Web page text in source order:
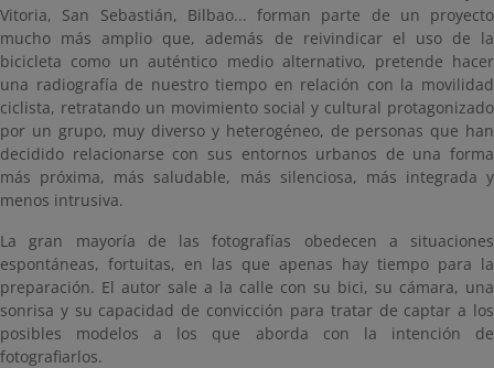
Vitoria, San Sebastián, Bilbao... forman parte de un proyecto
mucho más amplio que, además de reivindicar el uso de la
bicicleta como un auténtico medio alternativo, pretende hacer
una radiografía de nuestro tiempo en relación con la movilidad
ciclista, retratando un movimiento social y cultural protagonizado
por un grupo, muy diverso y heterogéneo, de personas que han
decidido relacionarse con sus entornos urbanos de una forma
más próxima, más saludable, más silenciosa, más integrada y
menos intrusiva.
La gran mayoría de las fotografías obedecen a situaciones
espontáneas, fortuitas, en las que apenas hay tiempo para la
preparación. El autor sale a la calle con su bici, su cámara, una
sonrisa y su capacidad de convicción para tratar de captar a los
posibles modelos a los que aborda con la intención de
fotografiarlos.